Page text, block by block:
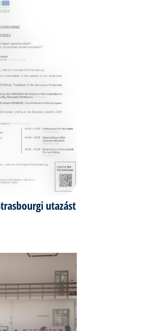
utazást